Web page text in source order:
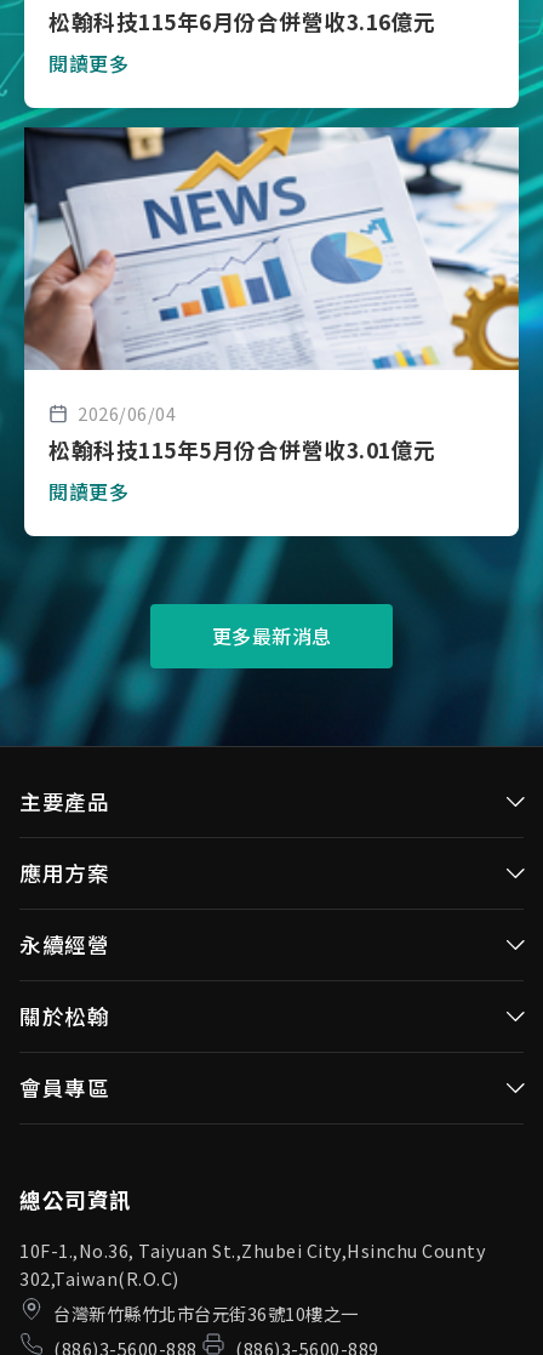
松翰科技115年6月份合併營收3.16億元
閱讀更多
2026/06/04
松翰科技115年5月份合併營收3.01億元
閱讀更多
更多最新消息
主要產品
視訊/影像控制器
無線視頻傳輸
OID產品(Optical ID)
應用方案
視訊／影像控制器
無線視頻傳輸
永續經營
投資人專區
利害關係人
關於松翰
會員專區
總公司資訊
10F-1.,No.36, Taiyuan St.,Zhubei City,Hsinchu County
302,Taiwan(R.O.C)
台灣新竹縣竹北市台元街36號10樓之一
(886)3-5600-888
(886)3-5600-889